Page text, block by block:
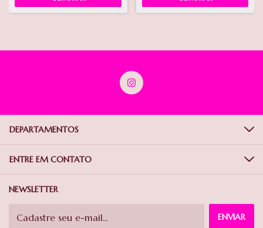
DEPARTAMENTOS
ENTRE EM CONTATO
NEWSLETTER